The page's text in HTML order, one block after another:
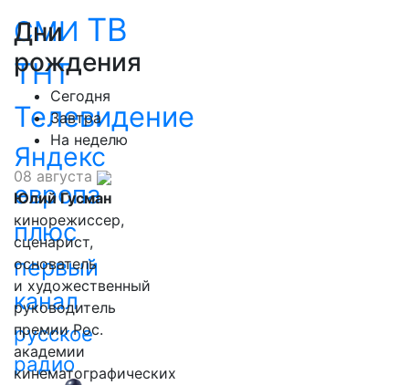
СМИ ТВ
ТНТ
Телевидение
Яндекс
европа
плюс
первый
канал
русское
радио
Дни
рождения
Сегодня
Завтра
На неделю
08 августа
Юлий Гусман
кинорежиссер,
сценарист,
основатель
и художественный
руководитель
премии Рос.
академии
кинематографических